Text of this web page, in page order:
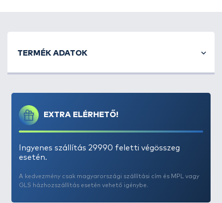
EXTRA ELÉRHETŐ!
Ingyenes szállítás 29990 feletti végösszeg
esetén.
A kedvezmény csak magyarországi szállítási cím és MPL vagy
GLS házhozszállítás esetén vehető igénybe.
TERMÉK ADATOK